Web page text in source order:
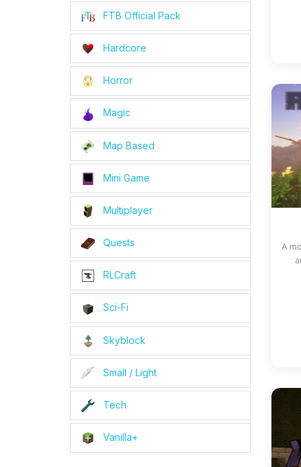
FTB Official Pack
Hardcore
Horror
Magic
Map Based
Mini Game
Multiplayer
Quests
RLCraft
Sci-Fi
Skyblock
Small / Light
Tech
Vanilla+
A